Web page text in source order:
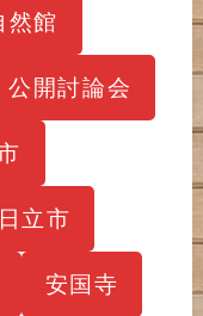
然館
公開討論会
立市
安国寺